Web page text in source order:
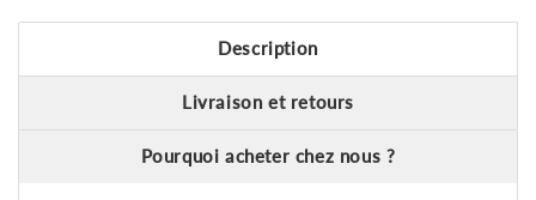
Description
Livraison et retours
Pourquoi acheter chez nous ?